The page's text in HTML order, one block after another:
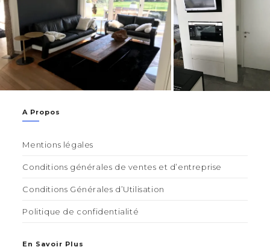
A Propos
Mentions légales
Conditions générales de ventes et d’entreprise
Conditions Générales d’Utilisation
Politique de confidentialité
En Savoir Plus